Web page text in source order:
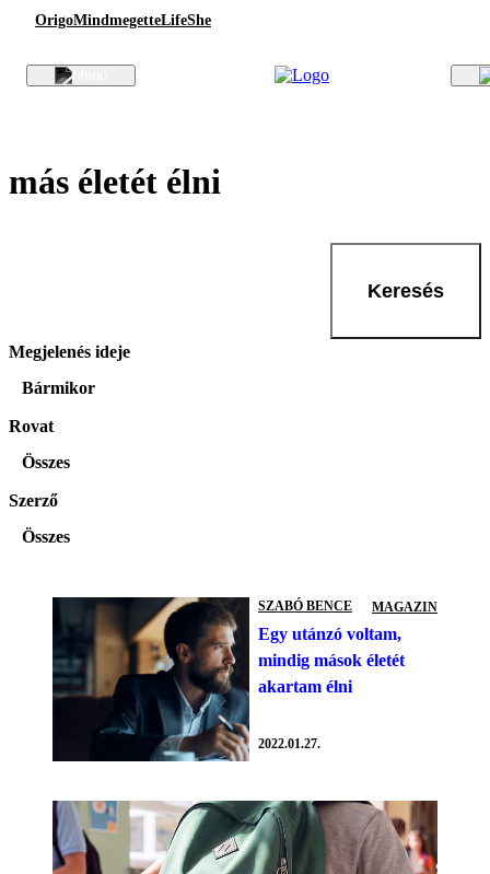
OrigoMindmegetteLifeShe
más életét élni
Keresés
Megjelenés ideje
Bármikor
Rovat
Összes
Szerző
Összes
SZABÓ BENCE MAGAZIN
Egy utánzó voltam,
mindig mások életét
akartam élni
2022.01.27.